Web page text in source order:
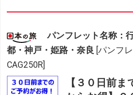
パンフレット名称：
都・神戸・姫路・奈良 [パンフ
CAG250R]
【３０日前